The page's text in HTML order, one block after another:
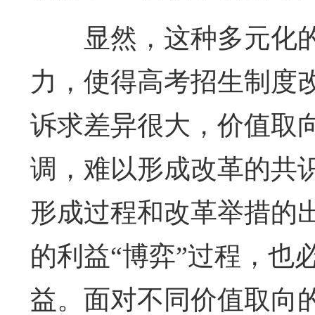
显然，这种多元化
力，使得高考招生制度
诉求差异很大，价值取
调，难以形成改革的共
形成过程和改革举措的
的利益“博弈”过程，也
益。面对不同价值取向